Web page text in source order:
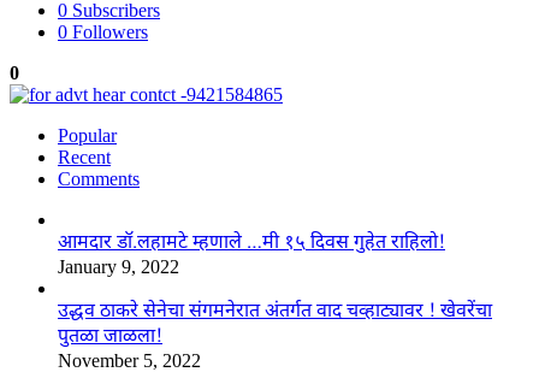
0 Subscribers
0 Followers
0
Popular
Recent
Comments
आमदार डॉ.लहामटे म्हणाले …मी १५ दिवस गुहेत राहिलो!
January 9, 2022
उद्धव ठाकरे सेनेचा संगमनेरात अंतर्गत वाद चव्हाट्यावर ! खेवरेंचा
पुतळा जाळला!
November 5, 2022